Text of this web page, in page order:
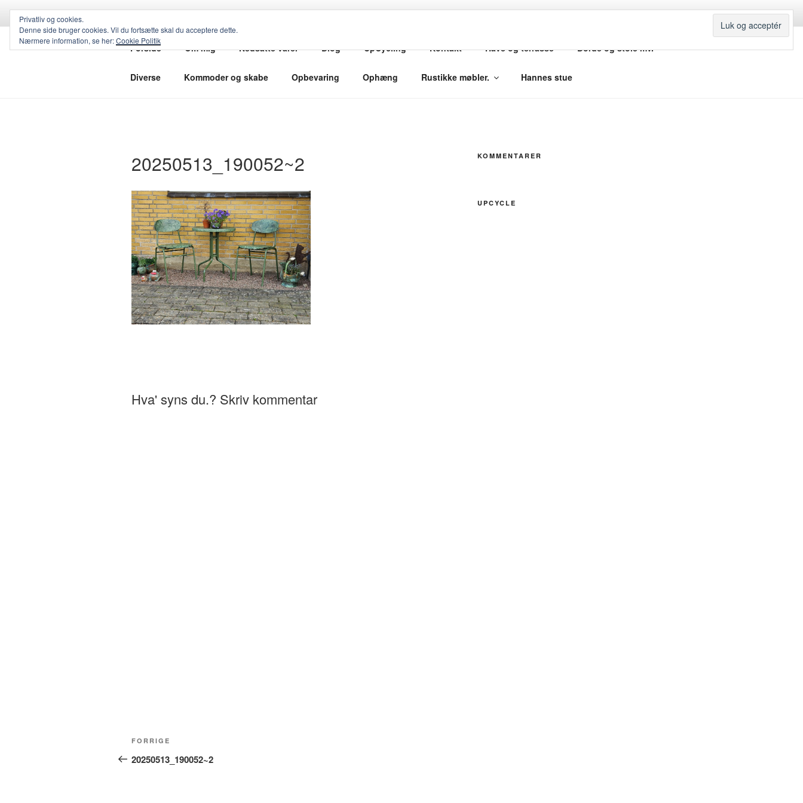
Videre
indhold
UPCYCLE
Forside Om mig Nedsatte varer Blog UpCycling Kontakt Have og terrasse Borde og stole mv.
Diverse Kommoder og skabe Opbevaring Ophæng Rustikke møbler. Hannes stue
20250513_190052~2
Hva' syns du.? Skriv kommentar
Indlægsnavigation
Forrige
indlæg
FORRIGE
20250513_190052~2
KOMMENTARER
UPCYCLE
Privatliv og cookies.
Denne side bruger cookies. Vil du fortsætte skal du acceptere dette.
Nærmere information, se her:Cookie Politik